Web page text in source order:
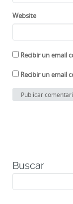
Website
Recibir un email
Recibir un email
Buscar
for: